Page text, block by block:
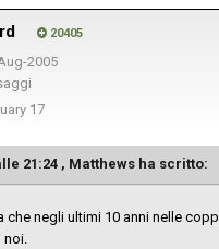
20405
2005
17
21:24 , Matthews ha scritto:
che negli ultimi 10 anni nelle